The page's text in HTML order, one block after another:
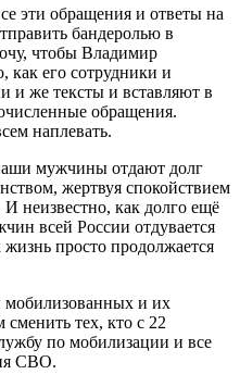
эти обращения и ответы на
бандеролью в
чтобы Владимир
его сотрудники и
и же тексты и вставляют в
обращения.
наплевать.
мужчины отдают долг
жертвуя спокойствием
неизвестно, как долго ещё
всей России отдувается
просто продолжается
мобилизованных и их
тех, кто с 22
по мобилизации и все
СВО.